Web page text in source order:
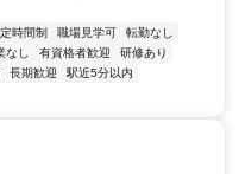
時間制 職場見学可
転勤なし
なし 有資格者歓迎
研修あり
長期歓迎
駅近5分以内